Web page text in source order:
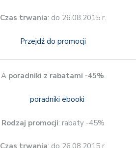
Czas trwania: do 26.08.2015 r.
Przejdź do promocji
A poradniki z rabatami -45%.
Rodzaj promocji: rabaty -45%